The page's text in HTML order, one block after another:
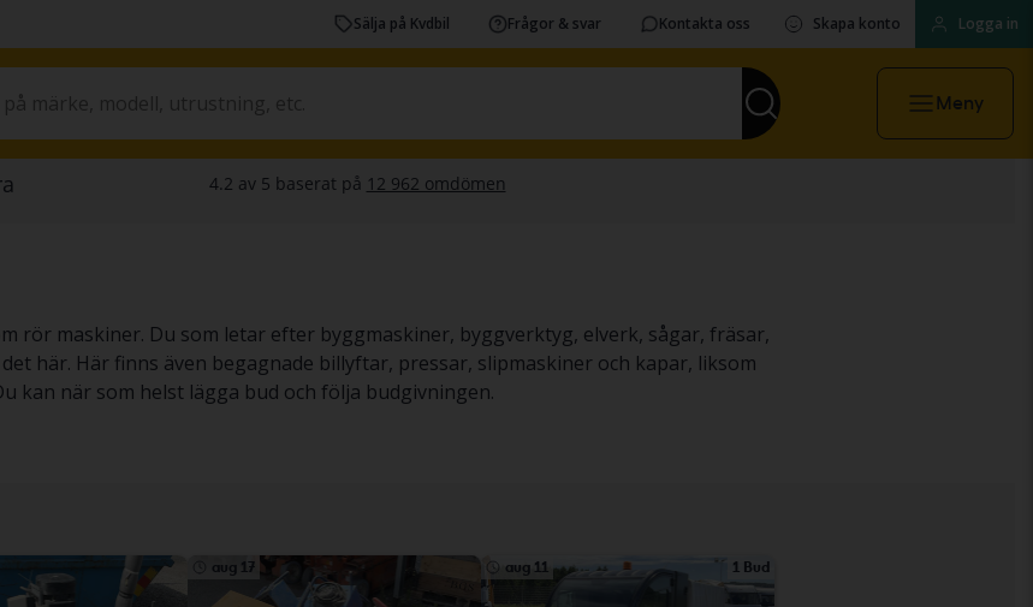
Sälja på Kvdbil Frågor & svar Kontakta oss Skapa konto Logga in
Meny
rör maskiner. Du som letar efter byggmaskiner, byggverktyg, elverk, sågar, fräsar,
här. Här finns även begagnade billyftar, pressar, slipmaskiner och kapar, liksom
kan när som helst lägga bud och följa budgivningen.
aug 17 aug 11 1 Bud